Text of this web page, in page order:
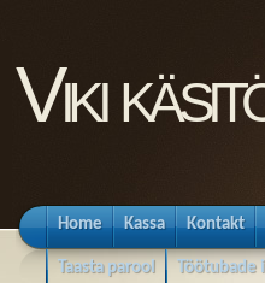
Viki
Home Kassa Kontakt
Taasta parool Töötubade